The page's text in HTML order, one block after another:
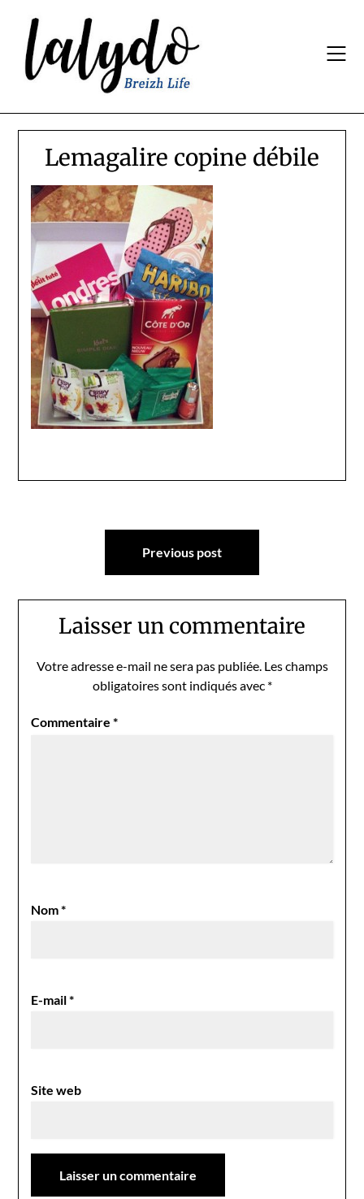
content
Lemagalire copine débile
Navigation
Previous post
Laisser un commentaire
Votre adresse e-mail ne sera pas publiée. Les champs
obligatoires sont indiqués avec *
Commentaire*
Nom*
E-mail*
Site web